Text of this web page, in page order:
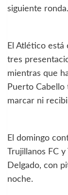
siguiente ronda.
El Atlético está
tres
mientras que
Puerto Cabello
marcar ni
El domingo
Trujillanos FC
Delgado, con
noche.